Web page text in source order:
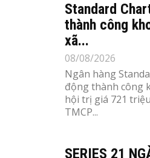
Standard
thành công
xã...
08/08/2026
Ngân hàng
động thành công
hội trị giá 721
TMCP...
SERIES 21